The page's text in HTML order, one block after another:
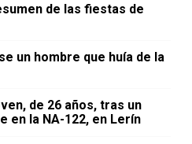
de las fiestas de
un hombre que huía de la
de 26 años, tras un
en la NA-122, en Lerín